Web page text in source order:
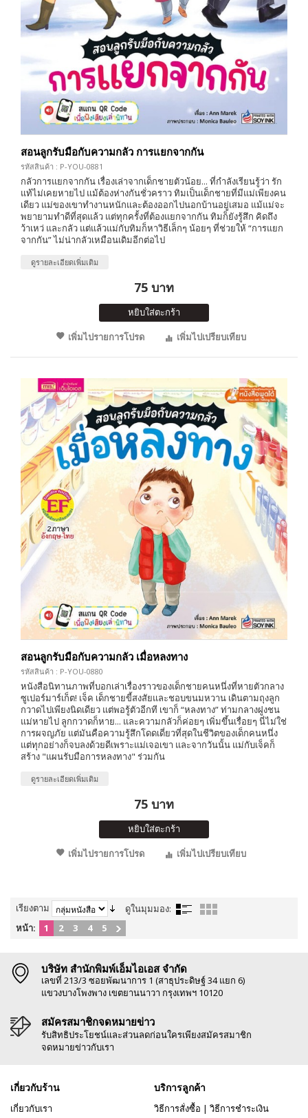
สอนลูกรับมือกับความกลัว การแยกจากกัน
รหัสสินค้า : P-YOU-0881
กลัวการแยกจากกัน เรื่องเล่าจากเด็กชายตัวน้อย... ที่กำลังเรียนรู้ว่า รัก
แท้ไม่เคยหายไป แม้ต้องห่างกันชั่วคราว ทิมเป็นเด็กชายที่มีแม่เพียงคน
เดียว แม่ของเขาทำงานหนักและต้องออกไปนอกบ้านอยู่เสมอ แม้แม่จะ
พยายามทำดีที่สุดแล้ว แต่ทุกครั้งที่ต้องแยกจากกัน ทิมก็ยังรู้สึก คิดถึง
ว้าเหว่ และกลัว แต่แล้วแม่กับทิมก็หาวิธีเล็กๆ น้อยๆ ที่ช่วยให้ “การแยก
จากกัน” ไม่น่ากลัวเหมือนเดิมอีกต่อไป
ดูรายละเอียดเพิ่มเติม
75 บาท
หยิบใส่ตะกร้า
เพิ่มไปรายการโปรด
เพิ่มไปเปรียบเทียบ
สอนลูกรับมือกับความกลัว เมื่อหลงทาง
รหัสสินค้า : P-YOU-0880
หนังสือนิทานภาพที่บอกเล่าเรื่องราวของเด็กชายคนหนึ่งที่หายตัวกลาง
ซูเปอร์มาร์เก็ต! เจ็ค เด็กชายขี้สงสัยและชอบขนมหวาน เดินตามถุงลูก
กวาดไปเพียงนิดเดียว แต่พอรู้ตัวอีกที เขาก็ “หลงทาง” ท่ามกลางฝูงชน
แม่หายไป ลูกกวาดก็หาย... และความกลัวก็ค่อยๆ เพิ่มขึ้นเรื่อยๆ นี่ไม่ใช่
การผจญภัย แต่มันคือความรู้สึกโดดเดี่ยวที่สุดในชีวิตของเด็กคนหนึ่ง
แต่ทุกอย่างก็จบลงด้วยดีเพราะแม่เจอเขา และจากวันนั้น แม่กับเจ็คก็
สร้าง "แผนรับมือการหลงทาง" ร่วมกัน
ดูรายละเอียดเพิ่มเติม
75 บาท
หยิบใส่ตะกร้า
เพิ่มไปรายการโปรด
เพิ่มไปเปรียบเทียบ
เรียงตาม
ดูในมุมมอง:
หน้า:
1 2 3 4 5
บริษัท สำนักพิมพ์เอ็มไอเอส จำกัด
เลขที่ 213/3 ซอยพัฒนาการ 1 (สาธุประดิษฐ์ 34 แยก 6)
แขวงบางโพงพาง เขตยานนาวา กรุงเทพฯ 10120
สมัครสมาชิกจดหมายข่าว
รับสิทธิประโยชน์และส่วนลดก่อนใครเพียงสมัครสมาชิก
จดหมายข่าวกับเรา
เกี่ยวกับร้าน
เกี่ยวกับเรา
บริการลูกค้า
วิธีการสั่งซื้อ | วิธีการชำระเงิน